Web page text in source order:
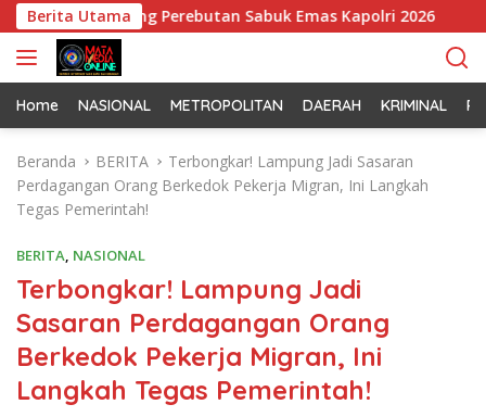
a
g
u
Berita Utama
Detail Jelang Perebutan Sabuk Emas Kapolri 2026
Home NASIONAL METROPOLITAN DAERAH KRIMINAL
Beranda BERITA
Terbongkar! Lampung Jadi Sasaran
Perdagangan Orang Berkedok Pekerja Migran, Ini Langkah
Tegas Pemerintah!
BERITA, NASIONAL
Terbongkar! Lampung Jadi
Sasaran Perdagangan Orang
Berkedok Pekerja Migran, Ini
Langkah Tegas Pemerintah!